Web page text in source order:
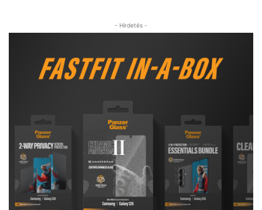
- Hirdetés -